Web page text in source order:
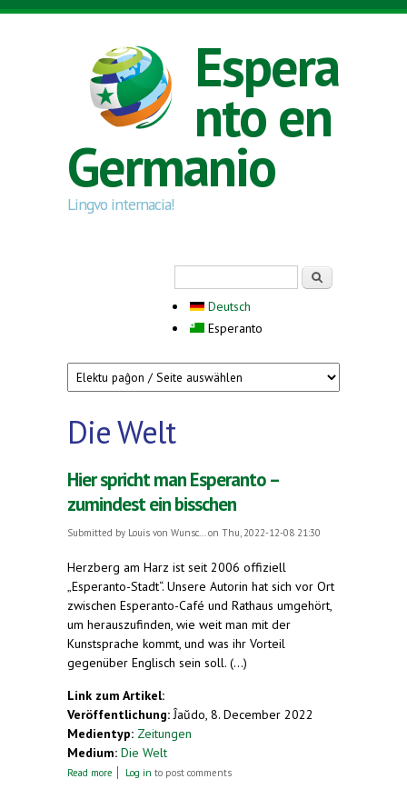
Skip to main content
Espera
nto en
Germanio
Lingvo internacia!
Deutsch
Esperanto
Die Welt
Hier spricht man Esperanto –
zumindest ein bisschen
Submitted by Louis von Wunsc... on Thu, 2022-12-08 21:30
Herzberg am Harz ist seit 2006 offiziell
„Esperanto-Stadt“. Unsere Autorin hat sich vor Ort
zwischen Esperanto-Café und Rathaus umgehört,
um herauszufinden, wie weit man mit der
Kunstsprache kommt, und was ihr Vorteil
gegenüber Englisch sein soll. (...)
Link zum Artikel:
Veröffentlichung: Ĵaŭdo, 8. December 2022
Medientyp: Zeitungen
Medium: Die Welt
Read more about Hier spricht man Esperanto – zumindest ein
Log in to post comments